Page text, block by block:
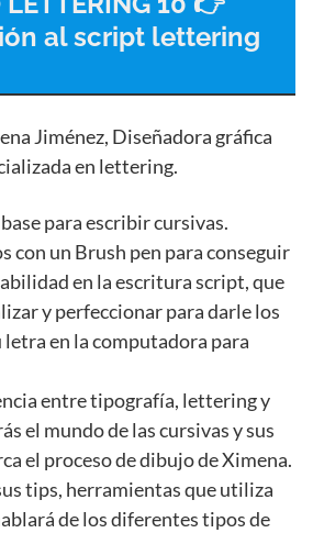
al script lettering
Jiménez, Diseñadora gráfica
en lettering.
para escribir cursivas.
con un Brush pen para conseguir
en la escritura script, que
y perfeccionar para darle los
en la computadora para
entre tipografía, lettering y
el mundo de las cursivas y sus
el proceso de dibujo de Ximena.
tips, herramientas que utiliza
de los diferentes tipos de